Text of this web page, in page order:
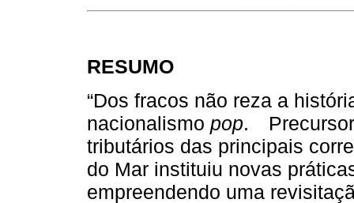
RESUMO
“Dos fracos não reza a
nacionalismo pop.
tributários das principais
do Mar instituiu novas
empreendendo uma